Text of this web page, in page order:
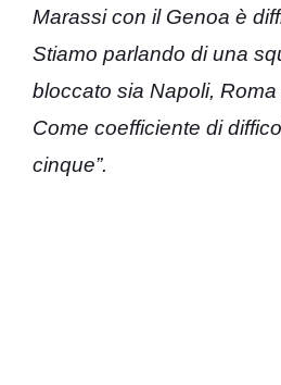
Marassi con il Genoa è
Stiamo parlando di una
bloccato sia Napoli,
Come coefficiente di
cinque”.